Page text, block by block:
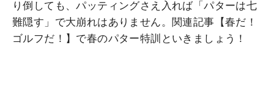
り倒しても、パッティングさえ入れば「パターは七
難隠す」で大崩れはありません。関連記事【春だ！
ゴルフだ！】で春のパター特訓といきましょう！